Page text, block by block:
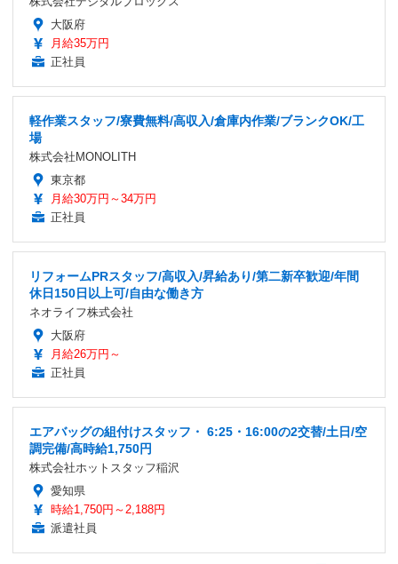
大阪府
月給35万円
正社員
軽作業スタッフ/寮費無料/高収入/倉庫内作業/ブランクOK/工
場
株式会社MONOLITH
東京都
月給30万円～34万円
正社員
リフォームPRスタッフ/高収入/昇給あり/第二新卒歓迎/年間
休日150日以上可/自由な働き方
ネオライフ株式会社
大阪府
月給26万円～
正社員
エアバッグの組付けスタッフ・ 6:25・16:00の2交替/土日/空
調完備/高時給1,750円
株式会社ホットスタッフ稲沢
愛知県
時給1,750円～2,188円
派遣社員